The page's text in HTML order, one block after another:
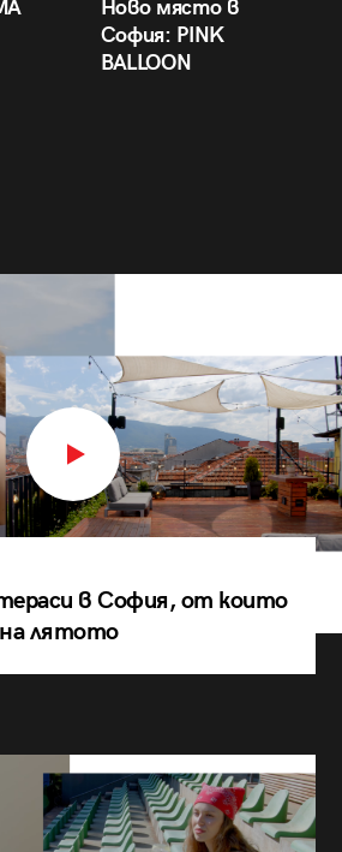
Ново място в
София: PINK
BALLOON
в София, от които
на лятото